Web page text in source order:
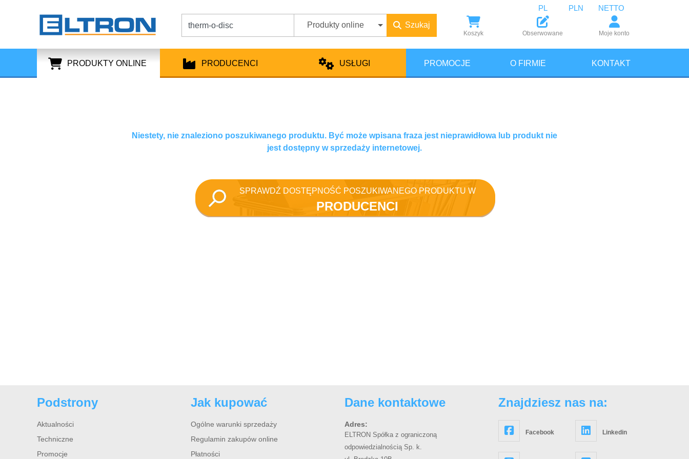
Produkty online Szukaj
Koszyk Obserwowane Moje konto
PL PLN NETTO
PRODUKTY ONLINE PRODUCENCI USŁUGI PROMOCJE O FIRMIE KONTAKT
Niestety, nie znaleziono poszukiwanego produktu. Być może wpisana fraza jest nieprawidłowa lub produkt nie
jest dostępny w sprzedaży internetowej.
SPRAWDŹ DOSTĘPNOŚĆ POSZUKIWANEGO PRODUKTU W
PRODUCENCI
Podstrony
Aktualności
Techniczne
Promocje
Jak kupować
Ogólne warunki sprzedaży
Regulamin zakupów online
Płatności
Dane kontaktowe
Adres:
ELTRON Spółka z ograniczoną
odpowiedzialnością Sp. k.
Znajdziesz nas na:
Facebook Linkedin